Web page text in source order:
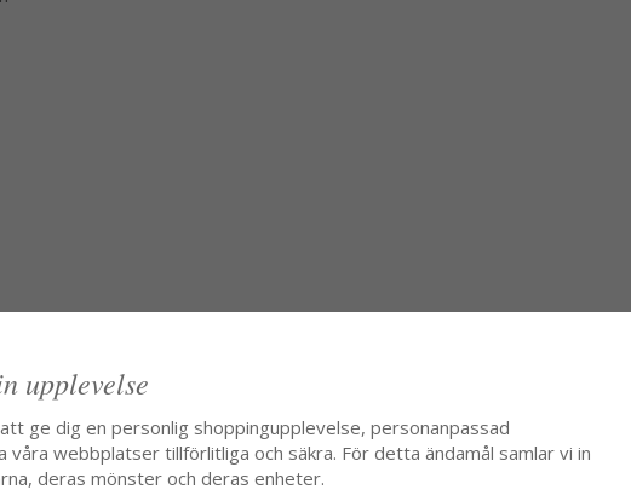
upplevelse
ge dig en personlig shoppingupplevelse, personanpassad
våra webbplatser tillförlitliga och säkra. För detta ändamål samlar vi in
deras mönster och deras enheter.